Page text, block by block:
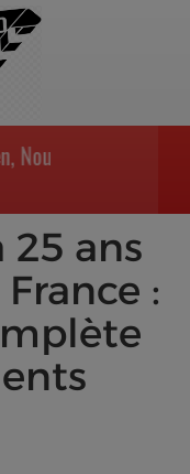
Génération -
25 ans
: